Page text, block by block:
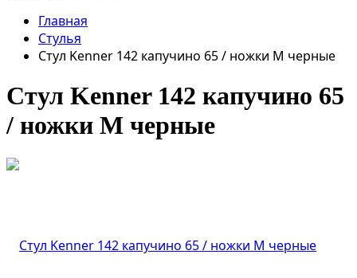
Главная
Стулья
Стул Kenner 142 капучино 65 / ножки М черные
Стул Kenner 142 капучино 65
/ ножки М черные